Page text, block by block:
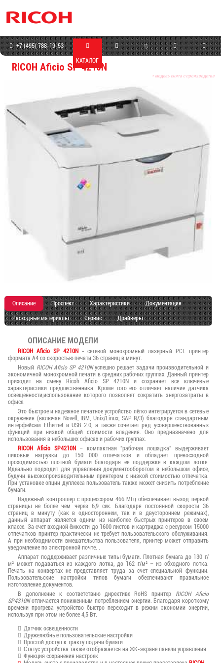
+7 (495) 788-19-53
КАТАЛОГ
RICOH Aficio SP 4210N
* модель снята с производства
Описание Проспект Характеристики Документация
Расходные материалы Сервис Драйверы
ОПИСАНИЕ МОДЕЛИ
RICOH Aficio SP 4210N - сетевой монохромный лазерный PCL принтер
формата А4 со скоростью печати 36 страниц в минут.
Новый RICOH Aficio SP 4210Nуспешно решает задачи производительной и
экономичной монохромной печати в средних рабочих группах. Данный принтер
приходит на смену Ricoh Aficio SP 4210N и сохраняет все ключевые
характеристики предшественника. Кроме того его отличает наличие датчика
освещенности,использование которого позволяет сократить энергозатраты в
офисе.
Это быстрое и надежное печатное устройство лёгко интегрируется в сетевые
окружения (включая Novell, IBM, Unix/Linux, SAP R/3) благодаря стандартным
интерфейсам Ethernet и USB 2.0, а также сочетает ряд усовершенствованных
функций при низкой общей стоимости владения. Оно предназначено для
использования в небольших офисах и рабочих группах.
RICOH Aficio SP4210N – компактная "рабочая лошадка" выдерживает
пиковые нагрузки до 150 000 отпечатков и обладает превосходной
проходимостью плотной бумаги благодаря ее поддержке в каждом лотке.
Идеально подходит для управления документооборотом в небольшом офисе,
будучи высокопроизводительным принтером с низкой стоимостью отпечатка.
При установке опции дуплекса пользователь также может снизить потребление
бумаги.
Надежный контроллер с процессором 466 МГц обеспечивает выход первой
страницы не более чем через 6,9 сек. Благодаря постоянной скорости 36
страниц в минуту (как в одностороннем, так и в двустороннем режимах),
данный аппарат является одним из наиболее быстрых принтеров в своем
классе. За счет входной ёмкости до 1600 листов и картриджа с ресурсом 15000
отпечатков принтер практически не требует пользовательского обслуживания.
А при необходимости вмешательства пользователя, принтер может отправить
уведомление по электронной почте. .
Аппарат поддерживает различные типы бумаги. Плотная бумага до 130 г/
м² может подаваться из каждого лотка, до 162 г/м² – из обходного лотка.
Печать на конвертах не представляет труда за счет специальной функции.
Пользовательские настройки типов бумаги обеспечивают правильное
изготовление документов.
В дополнение к соответствию директиве RoHS принтер RICOH Aficio
SP4310Nотличается пониженным потреблением энергии. Благодаря короткому
времени прогрева устройство быстро переходит в режим экономии энергии,
используя при этом не более 4,5 Вт.
Датчик освещенности
Дружелюбные пользовательские настройки
Простой доступ к тракту подачи бумаги
Статус устройства также отображается на ЖК-экране панели управления
Функция сохранения настроек